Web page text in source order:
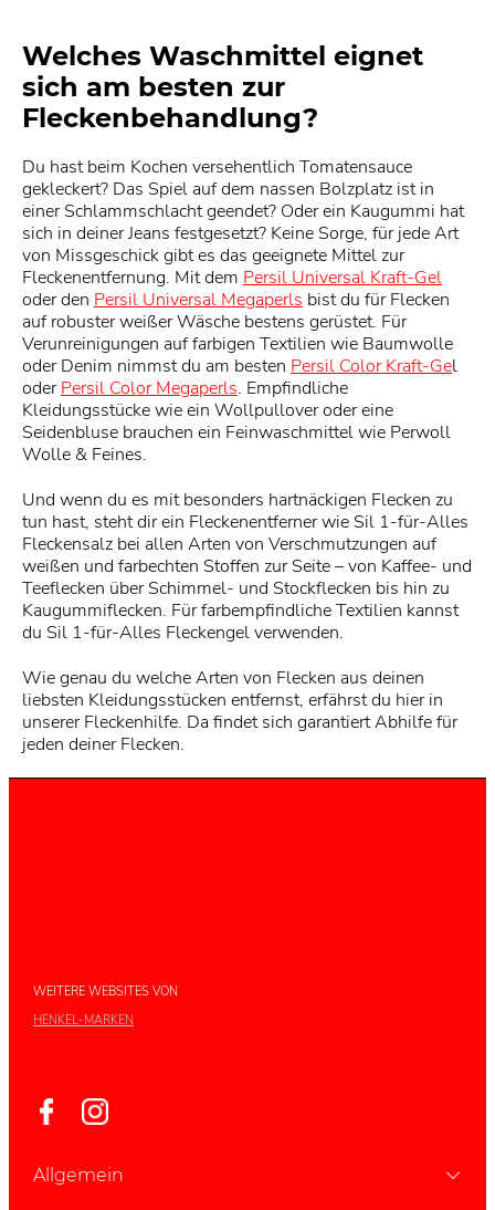
Welches Waschmittel eignet
sich am besten zur
Fleckenbehandlung?
Du hast beim Kochen versehentlich Tomatensauce
gekleckert? Das Spiel auf dem nassen Bolzplatz ist in
einer Schlammschlacht geendet? Oder ein Kaugummi hat
sich in deiner Jeans festgesetzt? Keine Sorge, für jede Art
von Missgeschick gibt es das geeignete Mittel zur
Fleckenentfernung. Mit dem Persil Universal Kraft-Gel
oder den Persil Universal Megaperls bist du für Flecken
auf robuster weißer Wäsche bestens gerüstet. Für
Verunreinigungen auf farbigen Textilien wie Baumwolle
oder Denim nimmst du am besten Persil Color Kraft-Gel
oderPersil Color Megaperls. Empfindliche
Kleidungsstücke wie ein Wollpullover oder eine
Seidenbluse brauchen ein Feinwaschmittel wie Perwoll
Wolle & Feines.
Und wenn du es mit besonders hartnäckigen Flecken zu
tun hast, steht dir ein Fleckenentferner wie Sil 1-für-Alles
Fleckensalz bei allen Arten von Verschmutzungen auf
weißen und farbechten Stoffen zur Seite – von Kaffee- und
Teeflecken über Schimmel- und Stockflecken bis hin zu
Kaugummiflecken. Für farbempfindliche Textilien kannst
du Sil 1-für-Alles Fleckengel verwenden.
Wie genau du welche Arten von Flecken aus deinen
liebsten Kleidungsstücken entfernst, erfährst du hier in
unserer Fleckenhilfe. Da findet sich garantiert Abhilfe für
jeden deiner Flecken.
WEITERE WEBSITES VON
HENKEL-MARKEN
Allgemein